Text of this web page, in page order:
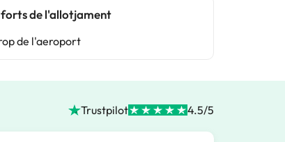
forts de l'allotjament
de l'aeroport
Trustpilot 4.5/5